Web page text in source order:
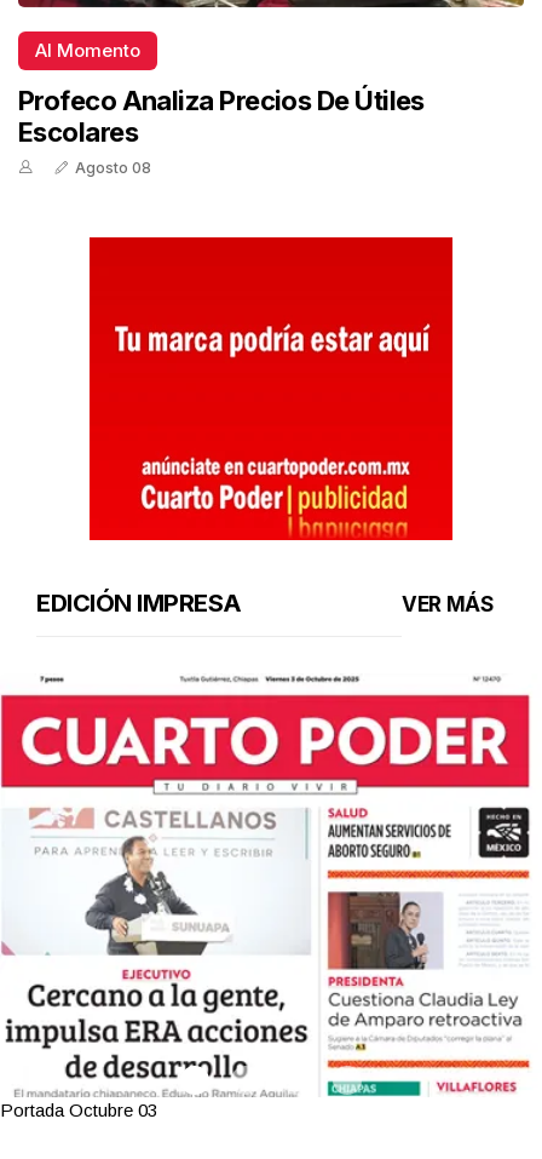
Al Momento
Profeco Analiza Precios De Útiles
Escolares
Agosto 08
EDICIÓN IMPRESA VER MÁS
Portada Octubre 03